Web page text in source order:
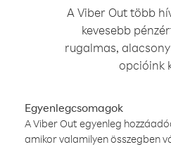
A Viber Out több
kevesebb
rugalmas,
opcióink
Egyenlegcsomagok
A Viber Out egyenleg
amikor valamilyen összegben